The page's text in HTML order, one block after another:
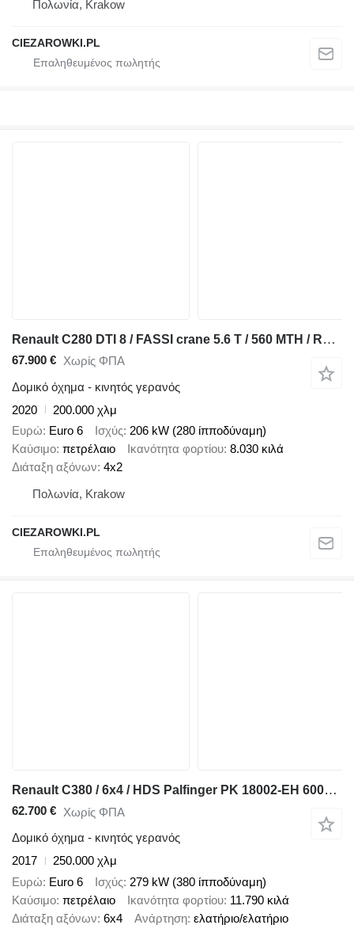
Πολωνία, Krakow
CIEZAROWKI.PL
Renault C280 DTI 8 / FASSI crane 5.6 T / 560 MTH / Remote control / Rota
67.900 € Χωρίς ΦΠΑ
Δομικό όχημα - κινητός γερανός
2020
200.000 χλμ
Ευρώ Euro 6 Ισχύς 206 kW (280 ίπποδύναμη)
Καύσιμο πετρέλαιο Ικανότητα φορτίου 8.030 κιλά
Διάταξη αξόνων 4x2
Πολωνία, Krakow
CIEZAROWKI.PL
Renault C380 / 6x4 / HDS Palfinger PK 18002-EH 6000 kg
62.700 € Χωρίς ΦΠΑ
Δομικό όχημα - κινητός γερανός
2017
250.000 χλμ
Ευρώ Euro 6 Ισχύς 279 kW (380 ίπποδύναμη)
Καύσιμο πετρέλαιο Ικανότητα φορτίου 11.790 κιλά
Διάταξη αξόνων 6x4 Ανάρτηση ελατήριο/ελατήριο